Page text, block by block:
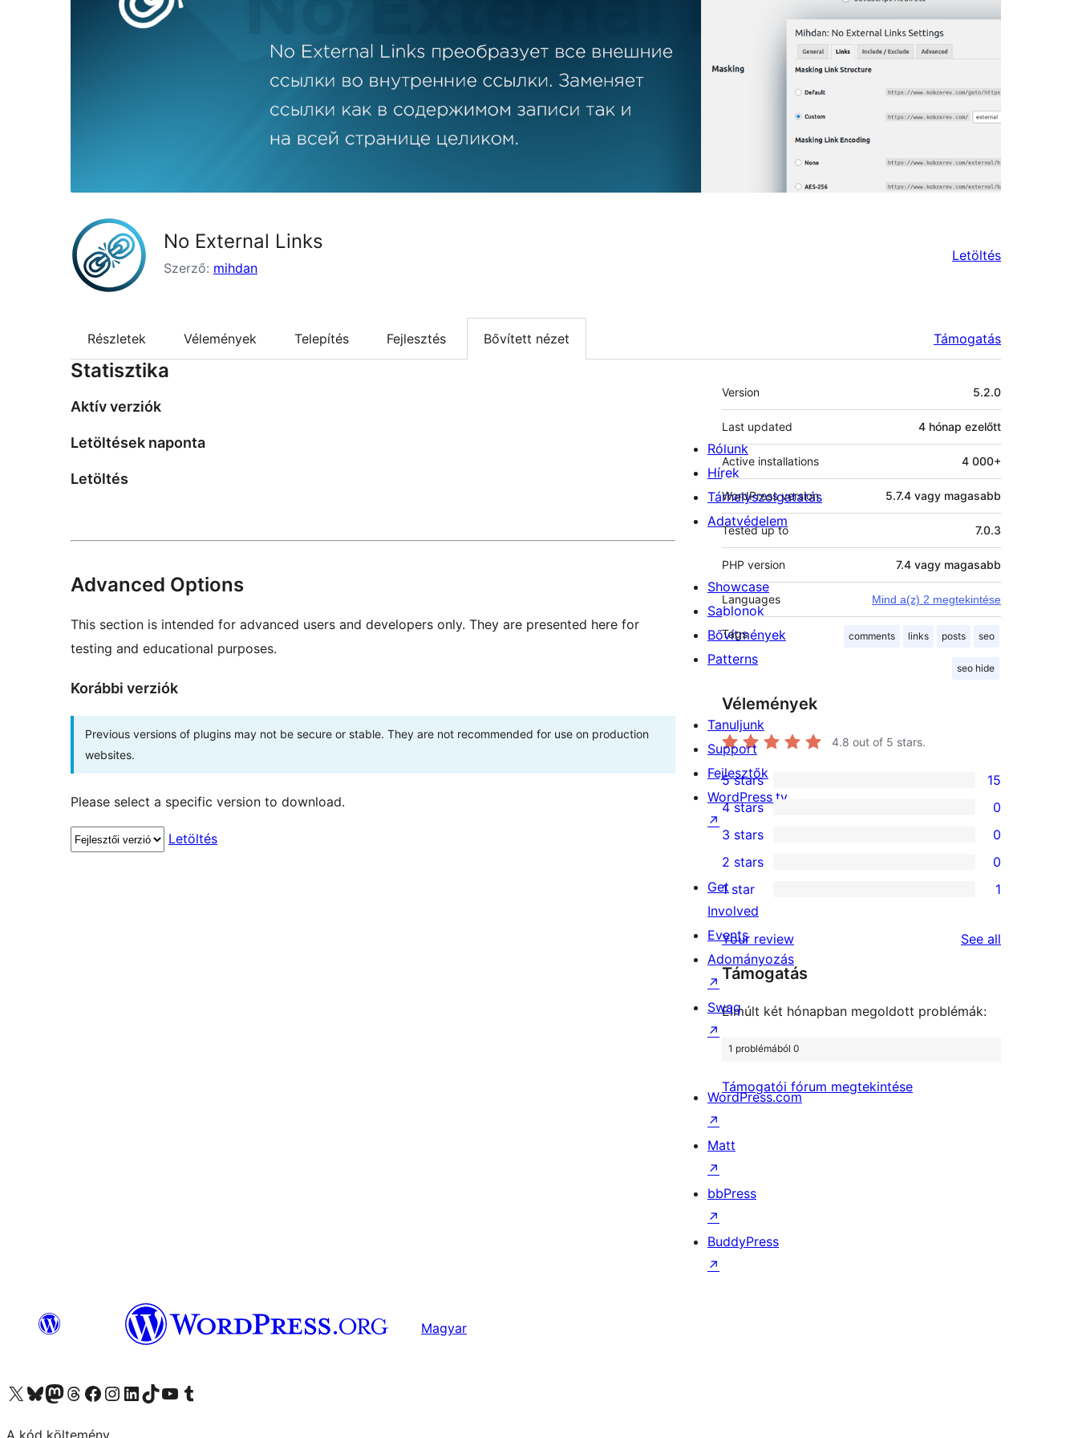
No External Links
Szerző: mihdan
Letöltés
Részletek Vélemények Telepítés Fejlesztés Bővített nézet Támogatás
Statisztika
Aktív verziók
Letöltések naponta
Letöltés
Advanced Options
This section is intended for advanced users and developers only. They are presented here for
testing and educational purposes.
Korábbi verziók
Previous versions of plugins may not be secure or stable. They are not recommended for use on production
websites.
Please select a specific version to download.
Letöltés
Meta
Version 5.2.0
Last updated 4 hónap ezelőtt
Active installations 4 000+
WordPress version 5.7.4 vagy magasabb
Tested up to 7.0.3
PHP version 7.4 vagy magasabb
Languages Mind a(z) 2 megtekintése
Tags comments links posts seo
seo hide
Vélemények
4.8 out of 5 stars.
15
5-
star
reviews
5 stars 15
4-
star
reviews
4 stars 0
0
3-
star
reviews
3 stars 0
2-
star
reviews
2 stars 0
star
review
1 star 1
Your review See all
Támogatás
Elmúlt két hónapban megoldott problémák:
1 problémából 0
Támogatói fórum megtekintése
Rólunk
Hírek
Tárhelyszolgatatás
Adatvédelem
Showcase
Sablonok
Bővítmények
Patterns
Tanuljunk
Support
Fejlesztők
WordPress.tv
↗
Get
Involved
Events
Adományozás
↗
Swag
↗
WordPress.com
↗
Matt
↗
bbPress
↗
BuddyPress
↗
Magyar
Visit our X (formerly Twitter) account
Visit our Bluesky account
Twitter csatornánk
Visit our Threads account
Facebook oldalunk megtekintése
Visit our Instagram account
Visit our LinkedIn account
Visit our TikTok account
Visit our YouTube channel
Visit our Tumblr account